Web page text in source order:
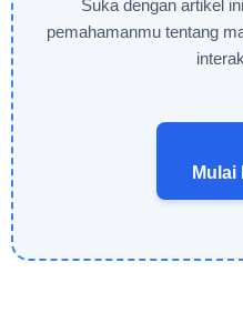
Suka dengan artikel
pemahamanmu tentang
Mulai